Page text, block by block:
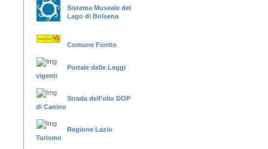
Sistema Museale del
Lago di Bolsena
Comune Fiorito
Portale delle Leggi
vigenti
Strada dell'olio DOP
di Canino
Regione Lazio
Turismo